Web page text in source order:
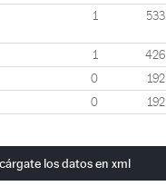
1 533
1 426
0 192
0 192
los datos en xml